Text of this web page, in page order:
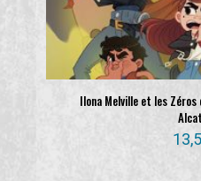
Ilona Melville et les